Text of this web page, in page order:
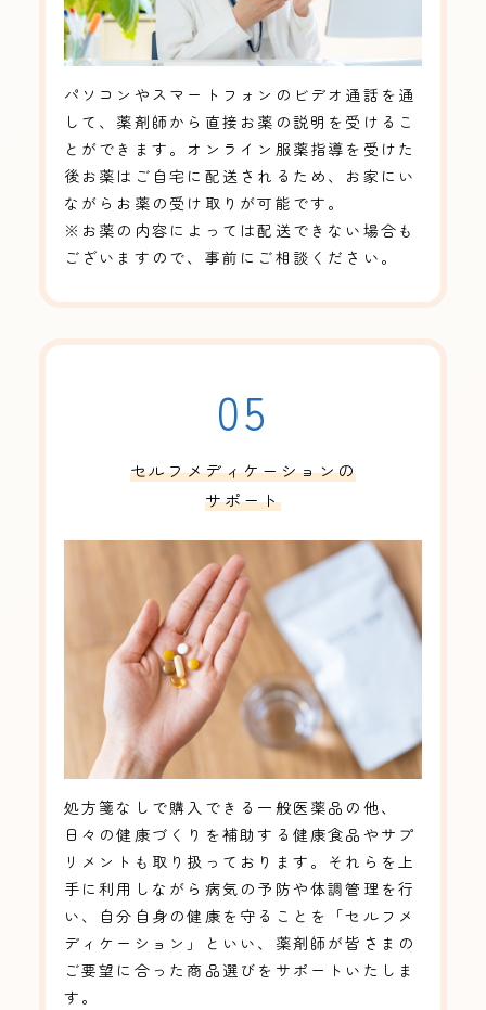
パソコンやスマートフォンのビデオ通話を通
して、薬剤師から直接お薬の説明を受けるこ
とができます。オンライン服薬指導を受けた
後お薬はご自宅に配送されるため、お家にい
ながらお薬の受け取りが可能です。
※お薬の内容によっては配送できない場合も
ございますので、事前にご相談ください。
05
セルフメディケーションの
サポート
処方箋なしで購入できる一般医薬品の他、
日々の健康づくりを補助する健康食品やサプ
リメントも取り扱っております。それらを上
手に利用しながら病気の予防や体調管理を行
い、自分自身の健康を守ることを「セルフメ
ディケーション」といい、薬剤師が皆さまの
ご要望に合った商品選びをサポートいたしま
す。